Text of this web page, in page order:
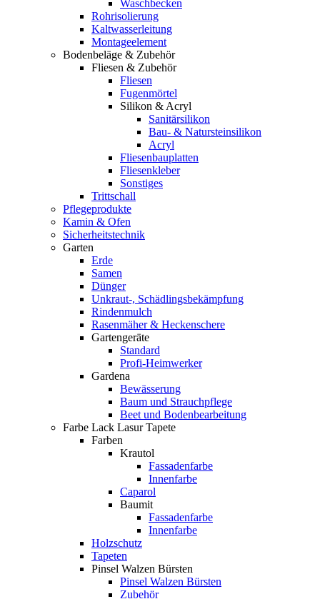
Waschbecken
Rohrisolierung
Kaltwasserleitung
Montageelement
Bodenbeläge & Zubehör
Fliesen & Zubehör
Fliesen
Fugenmörtel
Silikon & Acryl
Sanitärsilikon
Bau- & Natursteinsilikon
Acryl
Fliesenbauplatten
Fliesenkleber
Sonstiges
Trittschall
Pflegeprodukte
Kamin & Ofen
Sicherheitstechnik
Garten
Erde
Samen
Dünger
Unkraut-, Schädlingsbekämpfung
Rindenmulch
Rasenmäher & Heckenschere
Gartengeräte
Standard
Profi-Heimwerker
Gardena
Bewässerung
Baum und Strauchpflege
Beet und Bodenbearbeitung
Farbe Lack Lasur Tapete
Farben
Krautol
Fassadenfarbe
Innenfarbe
Caparol
Baumit
Fassadenfarbe
Innenfarbe
Holzschutz
Tapeten
Pinsel Walzen Bürsten
Pinsel Walzen Bürsten
Zubehör